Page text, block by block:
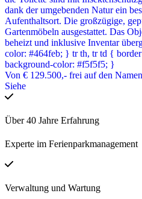
dank der umgebenden Natur ein
Aufenthaltsort. Die großzügige,
Gartenmöbeln ausgestattet. Das
beheizt und inklusive Inventar
color: #464feb; } tr th, tr td {
background-color: #f5f5f5; }
Von € 129.500,- frei auf den Namen
Siehe
Über 40 Jahre Erfahrung
Experte im Ferienparkmanagement
Verwaltung und Wartung